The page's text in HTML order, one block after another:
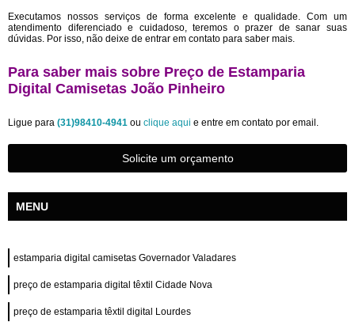
Executamos nossos serviços de forma excelente e qualidade. Com um
atendimento diferenciado e cuidadoso, teremos o prazer de sanar suas
dúvidas. Por isso, não deixe de entrar em contato para saber mais.
Para saber mais sobre Preço de Estamparia
Digital Camisetas João Pinheiro
Ligue para (31)98410-4941 ou clique aqui e entre em contato por email.
Solicite um orçamento
MENU
estamparia digital camisetas Governador Valadares
preço de estamparia digital têxtil Cidade Nova
preço de estamparia têxtil digital Lourdes